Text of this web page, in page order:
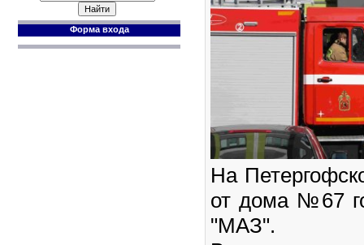
Форма входа
На
от дома №67
"МАЗ".